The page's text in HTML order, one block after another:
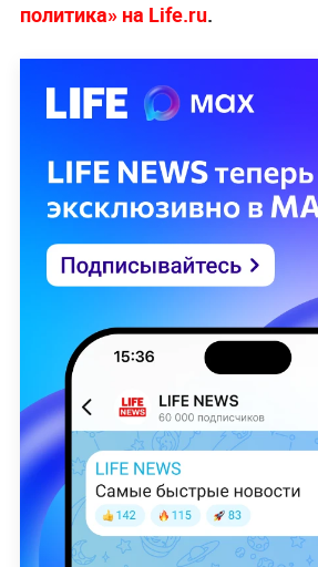
политика» на Life.ru.